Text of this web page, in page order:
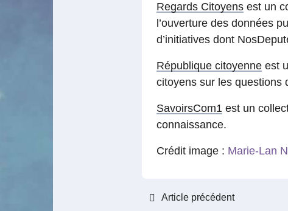
Regards Citoyensest un
l’ouverture des données
d’initiatives dont
République citoyenneest
citoyens sur les questions
SavoirsCom1est un
connaissance.
Crédit image : Marie-Lan
Article précédent